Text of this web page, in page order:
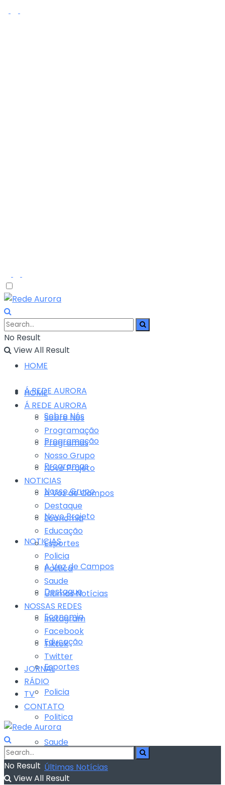
No Result
View All Result
HOME
Á REDE AURORA
Sobre Nós
Programação
Programas
Nosso Grupo
Novo Projeto
NOTICIAS
A Voz de Campos
Destaque
Economia
Educação
Esportes
Policia
Politica
Saude
Últimas Notícias
HOME
Á REDE AURORA
Sobre Nós
Programação
Programas
Nosso Grupo
Novo Projeto
NOTICIAS
A Voz de Campos
Destaque
Economia
Educação
Esportes
Policia
Politica
Saude
Últimas Notícias
NOSSAS REDES
Instagram
Facebook
Tiktok
Twitter
JORNAL
RÁDIO
TV
CONTATO
No Result
View All Result